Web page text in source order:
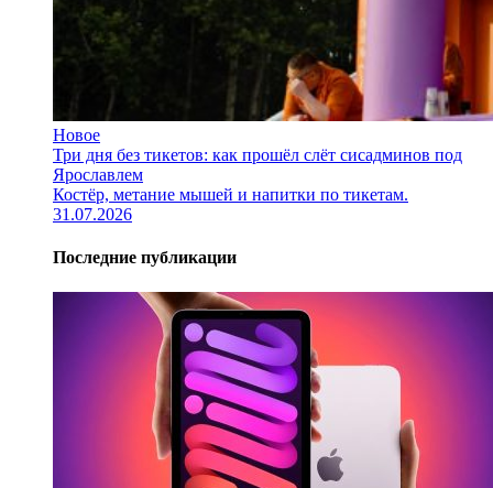
Новое
Три дня без тикетов: как прошёл слёт сисадминов под
Ярославлем
Костёр, метание мышей и напитки по тикетам.
31.07.2026
Последние публикации